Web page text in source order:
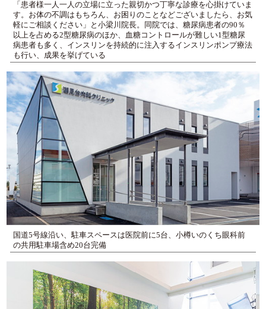
「患者様一人一人の立場に立った親切かつ丁寧な診療を心掛けていま
す。お体の不調はもちろん、お困りのことなどございましたら、お気
軽にご相談ください」と小梁川院長。同院では、糖尿病患者の90％
以上を占める2型糖尿病のほか、血糖コントロールが難しい1型糖尿
病患者も多く、インスリンを持続的に注入するインスリンポンプ療法
も行い、成果を挙げている
国道5号線沿い、駐車スペースは医院前に5台、小樽いのくち眼科前
の共用駐車場含め20台完備